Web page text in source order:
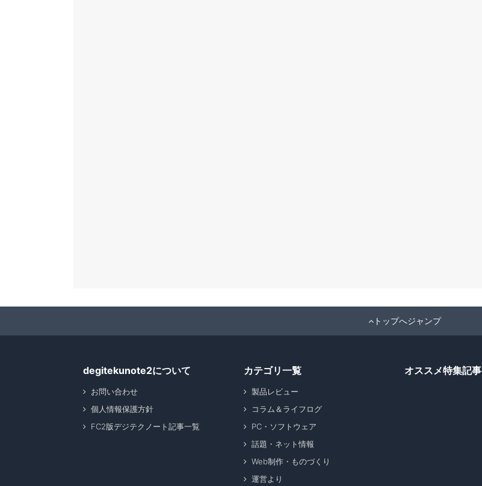
トップへジャンプ
degitekunote2について
お問い合わせ
個人情報保護方針
FC2版デジテクノート記事一覧
カテゴリ一覧
製品レビュー
コラム＆ライフログ
PC・ソフトウェア
話題・ネット情報
Web制作・ものづくり
運営より
オススメ特集記事